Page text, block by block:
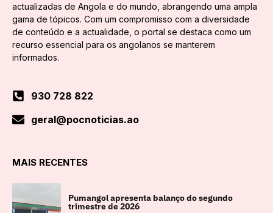
actualizadas de Angola e do mundo, abrangendo uma ampla
gama de tópicos. Com um compromisso com a diversidade
de conteúdo e a actualidade, o portal se destaca como um
recurso essencial para os angolanos se manterem
informados.
930 728 822
geral@pocnoticias.ao
MAIS RECENTES
Pumangol apresenta balanço do segundo
trimestre de 2026